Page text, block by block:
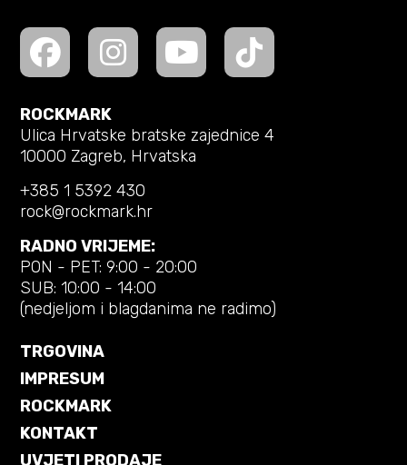
ROCKMARK
Ulica Hrvatske bratske zajednice 4
10000 Zagreb, Hrvatska
+385 1 5392 430
rock@rockmark.hr
RADNO VRIJEME:
PON - PET: 9:00 - 20:00
SUB: 10:00 - 14:00
(nedjeljom i blagdanima ne radimo)
TRGOVINA
IMPRESUM
ROCKMARK
KONTAKT
UVJETI PRODAJE